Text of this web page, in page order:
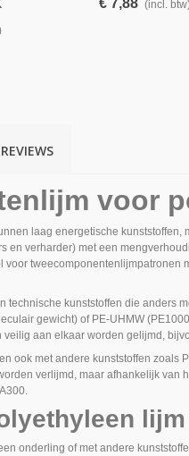
VOOR
€ 7,88 (incl.
REVIEWS
voor
laag energetische
en verharder) met een
tweecomponentenlijmpatronen
technische kunststoffen die anders
gewicht) of PE-UHMW
aan elkaar worden gelijmd,
ook met andere kunststoffen zoals
verlijmd, maar afhankelijk van
lijm
onderling of met andere